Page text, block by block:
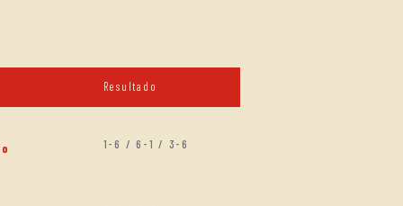
Resultado
1-6 / 6-1 / 3-6